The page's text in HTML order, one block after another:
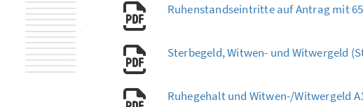
Ruhenstandseintritte auf Antrag mit
Sterbegeld, Witwen- und Witwergeld
Ruhegehalt und Witwen-/Witwergeld